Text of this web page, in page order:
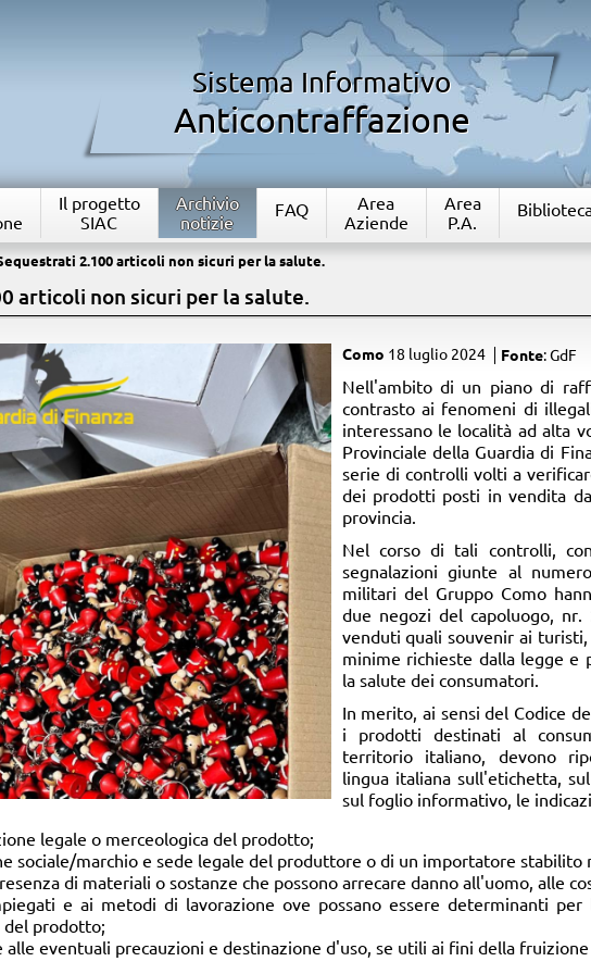
Sistema Informativo
Anticontraffazione
Il progetto
SIAC
Archivio
notizie
FAQ
Area
Aziende
Area
P.A.
2.100 articoli non sicuri per la salute.
articoli non sicuri per la salute.
Como 18 luglio 2024 Fonte: GdF
​Nell'ambito di un piano di
contrasto ai fenomeni di
interessano le località ad alta
Provinciale della Guardia di
serie di controlli volti a
dei prodotti posti in vendita
provincia.
Nel corso di tali controlli,
segnalazioni giunte al
militari del Gruppo Como
due negozi del capoluogo, nr.
venduti quali souvenir ai
minime richieste dalla legge e
la salute dei consumatori.
In merito, ai sensi del Codice
i prodotti destinati al
territorio italiano, devono
lingua italiana sull'etichetta,
sul foglio informativo, le
legale o merceologica del prodotto;
sociale/marchio e sede legale del produttore o di un importatore stabilito
di materiali o sostanze che possono arrecare danno all'uomo, alle
e ai metodi di lavorazione ove possano essere determinanti
del prodotto;
alle eventuali precauzioni e destinazione d'uso, se utili ai fini della